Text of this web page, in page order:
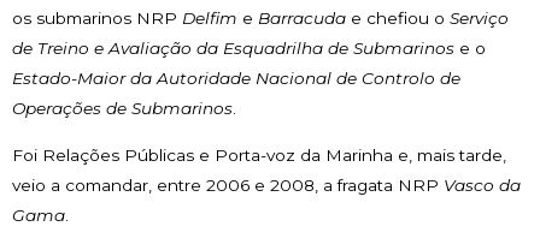
os submarinos NRP Delfim e Barracuda e chefiou o Serviço
de Treino e Avaliação da Esquadrilha de Submarinos e o
Estado-Maior da Autoridade Nacional de Controlo de
Operações de Submarinos.
Foi Relações Públicas e Porta-voz da Marinha e, mais tarde,
veio a comandar, entre 2006 e 2008, a fragata NRP Vasco da
Gama